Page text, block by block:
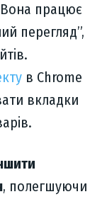
працює
перегляд”,
в Chrome
вкладки
, полегшуючи